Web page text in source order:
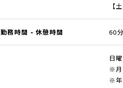
【
勤務時間 - 休憩時間 60分
日
※月
※年